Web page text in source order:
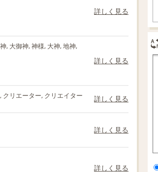
詳しく見る
, 大御神, 神様, 大神, 地神,
詳しく見る
クリエーター, クリエイター 詳しく見る
詳しく見る
詳しく見る